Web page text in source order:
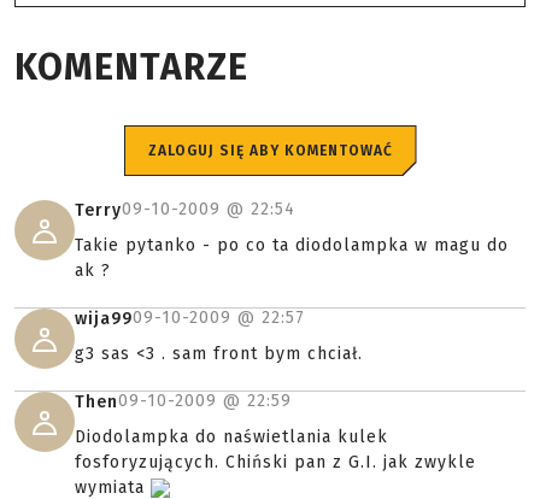
KOMENTARZE
ZALOGUJ SIĘ ABY KOMENTOWAĆ
Terry09-10-2009 @ 22:54
Takie pytanko - po co ta diodolampka w magu do
ak ?
wija9909-10-2009 @ 22:57
g3 sas <3 . sam front bym chciał.
Then09-10-2009 @ 22:59
Diodolampka do naświetlania kulek
fosforyzujących. Chiński pan z G.I. jak zwykle
wymiata